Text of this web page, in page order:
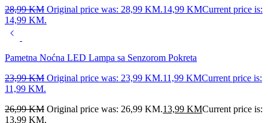
28,99KM Original price was: 28,99 KM.14,99 KMCurrent price is:
14,99 KM.
Pametna Noćna LED Lampa sa Senzorom Pokreta
23,99KM Original price was: 23,99 KM.11,99 KMCurrent price is:
11,99 KM.
26,99KM Original price was: 26,99 KM.13,99 KMCurrent price is:
13,99 KM.